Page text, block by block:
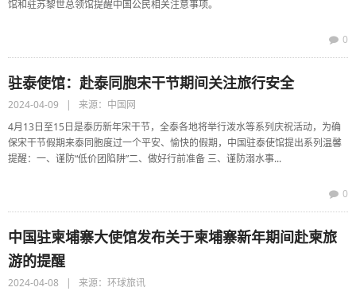
馆和驻苏黎世总领馆提醒中国公民相关注意事项。
0
驻泰使馆：赴泰同胞宋干节期间关注旅行安全
2024-04-09 | 来源：中国网
4月13日至15日是泰历新年宋干节，全泰各地将举行泼水等系列庆祝活动，为确
保宋干节假期来泰同胞度过一个平安、愉快的假期，中国驻泰使馆提出系列温馨
提醒：一、谨防“低价团陷阱”二、做好行前准备 三、谨防溺水事...
0
中国驻柬埔寨大使馆发布关于柬埔寨新年期间赴柬旅
游的提醒
2024-04-08 | 来源：环球旅讯